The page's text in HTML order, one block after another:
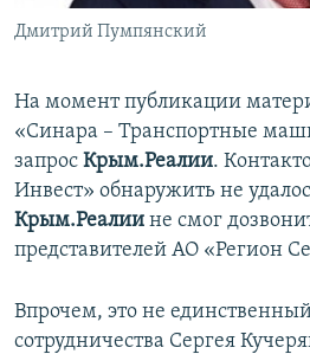
Дмитрий Пумпянский
На момент публикации
«Синара – Транспортные
запрос Крым.Реалии.
Инвест» обнаружить не
Крым.Реалии не смог
представителей АО «Регион
Впрочем, это не
сотрудничества Сергея